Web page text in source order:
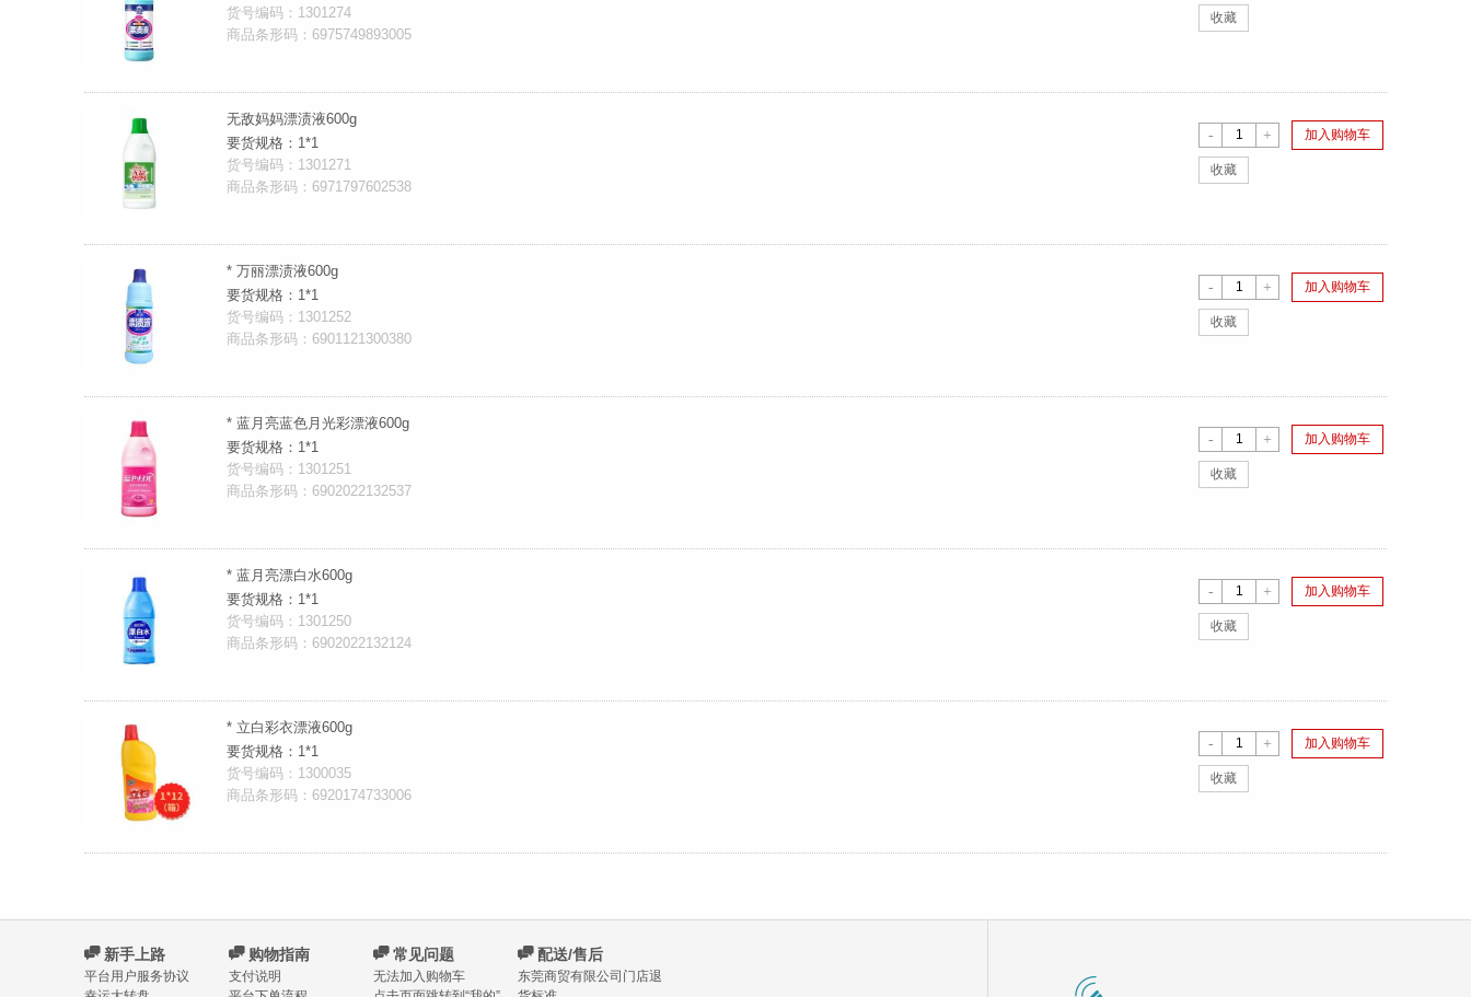
收藏
货号编码：1301274
商品条形码：6975749893005
- + 加入购物车
收藏
无敌妈妈漂渍液600g
要货规格：1*1
货号编码：1301271
商品条形码：6971797602538
- + 加入购物车
收藏
* 万丽漂渍液600g
要货规格：1*1
货号编码：1301252
商品条形码：6901121300380
- + 加入购物车
收藏
* 蓝月亮蓝色月光彩漂液600g
要货规格：1*1
货号编码：1301251
商品条形码：6902022132537
- + 加入购物车
收藏
* 蓝月亮漂白水600g
要货规格：1*1
货号编码：1301250
商品条形码：6902022132124
- + 加入购物车
收藏
* 立白彩衣漂液600g
要货规格：1*1
货号编码：1300035
商品条形码：6920174733006
C新手上路
平台用户服务协议
C购物指南
支付说明
C常见问题
无法加入购物车
C配送/售后
东莞商贸有限公司门店退